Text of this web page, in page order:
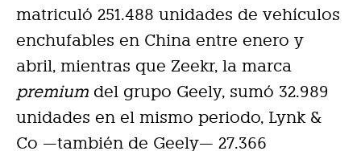
matriculó 251.488 unidades de vehículos
enchufables en China entre enero y
abril, mientras que Zeekr, la marca
premium del grupo Geely, sumó 32.989
unidades en el mismo periodo, Lynk &
Co —también de Geely— 27.366